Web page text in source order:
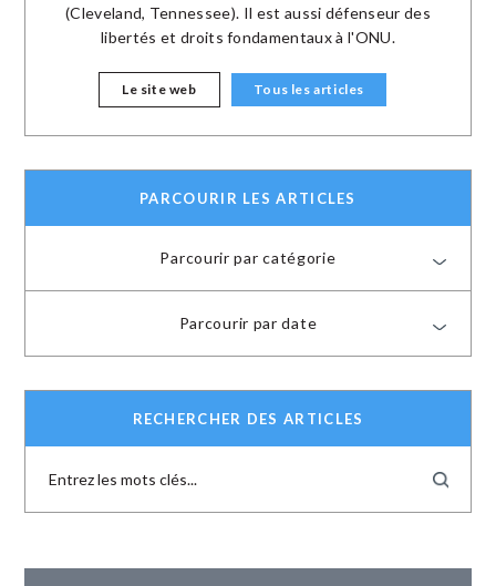
(Cleveland, Tennessee). Il est aussi défenseur des
libertés et droits fondamentaux à l'ONU.
Le site web Tous les articles
PARCOURIR LES ARTICLES
Parcourir par catégorie
Parcourir par date
RECHERCHER DES ARTICLES